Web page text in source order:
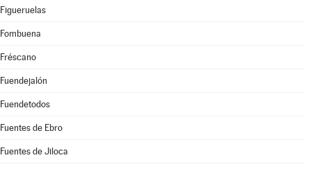
Figueruelas
Fombuena
Fréscano
Fuendejalón
Fuendetodos
Fuentes de Ebro
Fuentes de Jiloca